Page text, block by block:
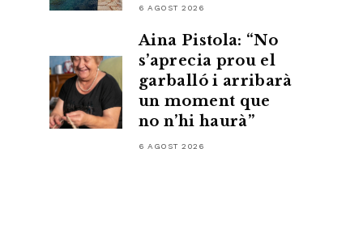
6 AGOST 2026
Aina Pistola: “No
s’aprecia prou el
garballó i arribarà
un moment que
no n’hi haurà”
6 AGOST 2026